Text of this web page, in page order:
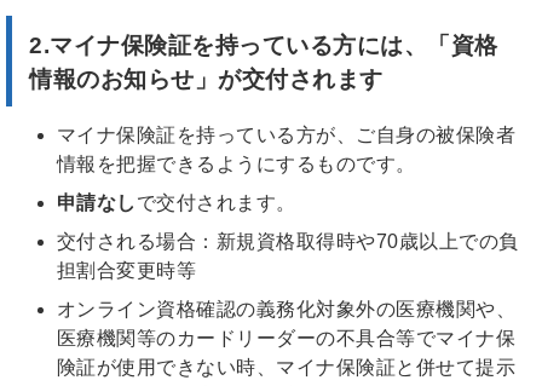
2.マイナ保険証を持っている方には、「資格
情報のお知らせ」が交付されます
マイナ保険証を持っている方が、ご自身の被保険者
情報を把握できるようにするものです。
申請なし で交付されます。
交付される場合：新規資格取得時や70歳以上での負
担割合変更時等
オンライン資格確認の義務化対象外の医療機関や、
医療機関等のカードリーダーの不具合等でマイナ保
険証が使用できない時、マイナ保険証と併せて提示